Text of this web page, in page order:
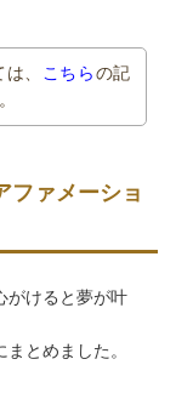
、 こちらの記
ファメーショ
がけると夢が叶
とめました。